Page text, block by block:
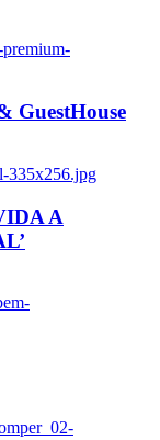
GuestHouse
335x256.jpg
A